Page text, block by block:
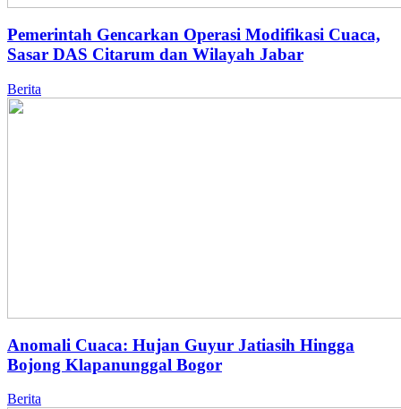
Pemerintah Gencarkan Operasi Modifikasi Cuaca,
Sasar DAS Citarum dan Wilayah Jabar
Berita
Anomali Cuaca: Hujan Guyur Jatiasih Hingga
Bojong Klapanunggal Bogor
Berita